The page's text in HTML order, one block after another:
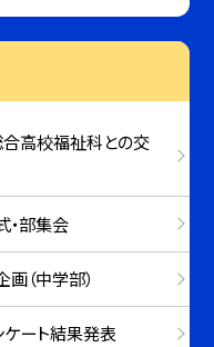
高校福祉科との交
部集会
（中学部）
ート結果発表